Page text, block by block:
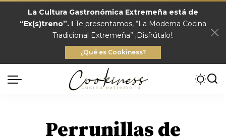
La Cultura Gastronómica Extremeña está de
“Ex(s)treno”. ! Te presentamos, “La Moderna Cocina
Tradicional Extremeña” ¡Disfrútalo!.
¿Qué es Cookiness?
Perrunillas de